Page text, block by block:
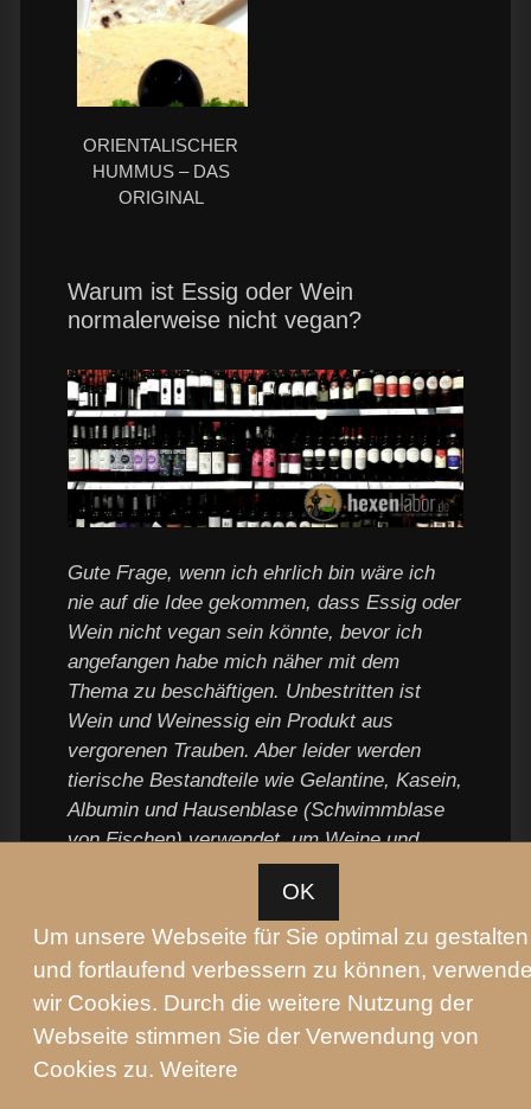
ORIENTALISCHER
HUMMUS – DAS
ORIGINAL
Warum ist Essig oder Wein
normalerweise nicht vegan?
Gute Frage, wenn ich ehrlich bin wäre ich
nie auf die Idee gekommen, dass Essig oder
Wein nicht vegan sein könnte, bevor ich
angefangen habe mich näher mit dem
Thema zu beschäftigen. Unbestritten ist
Wein und Weinessig ein Produkt aus
vergorenen Trauben. Aber leider werden
tierische Bestandteile wie Gelantine, Kasein,
Albumin und Hausenblase (Schwimmblase
von Fischen) verwendet, um Weine und
Essig zu filtrieren und klären. Wenn ich
ehrlich bin hinterlässt das bei mir, obwohl
ich mich nur teilweise vegan ernähre, einen
äußerst negativen Nachgeschmack.
Aber es gibt inzwischen einige Firmen, die
naturtrüben Essig und Winzer, die vegane
Weine produzieren! Dort wird statt
tierischem Eiweiß Aktivkohle, vegetabile
OK
Um unsere Webseite für Sie optimal zu gestalten
und fortlaufend verbessern zu können,
wir Cookies. Durch die weitere Nutzung der
Webseite stimmen Sie der Verwendung von
Cookies zu. Weitere